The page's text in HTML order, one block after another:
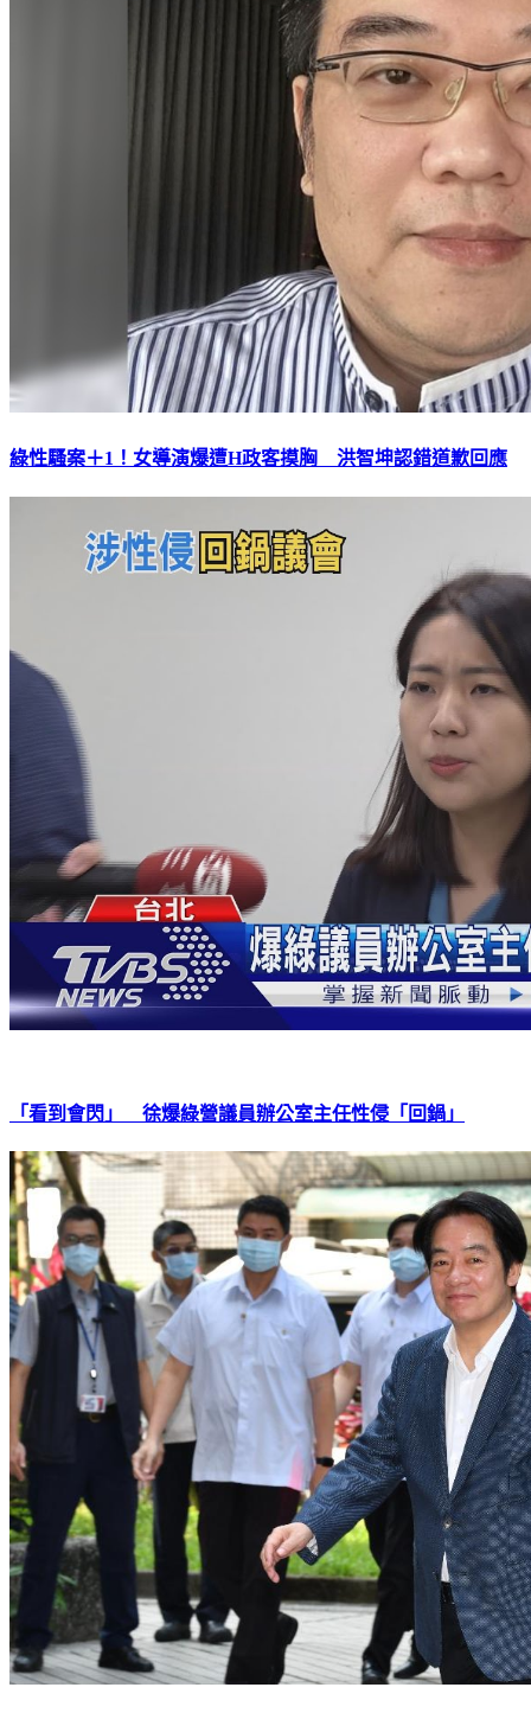
綠性騷案＋1！女導演爆遭H政客摸胸 洪智坤認錯道歉回應
「看到會閃」 徐爆綠營議員辦公室主任性侵「回鍋」